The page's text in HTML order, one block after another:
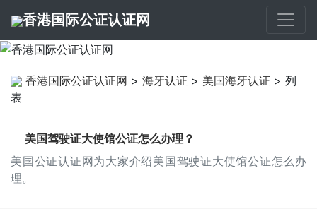
香港国际公证认证网
香港国际公证认证网 > 海牙认证 > 美国海牙认证 > 列
表
美国驾驶证大使馆公证怎么办理？
美国公证认证网为大家介绍美国驾驶证大使馆公证怎么办
理。